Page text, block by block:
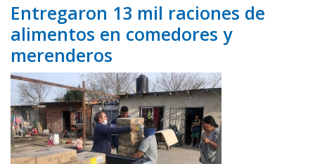
Entregaron 13 mil raciones de
alimentos en comedores y
merenderos